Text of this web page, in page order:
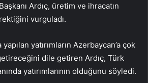
Ardıç, üretim ve ihracatın
vurguladı.
yatırımların Azerbaycan’a çok
dile getiren Ardıç, Türk
yatırımlarının olduğunu söyledi.